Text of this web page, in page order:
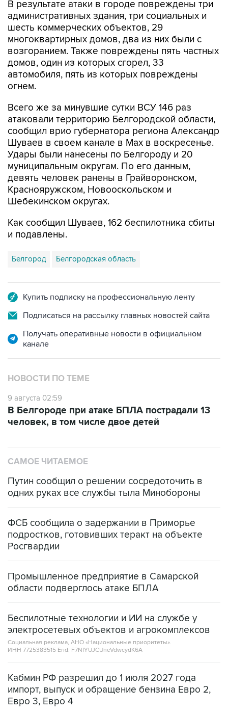
шесть коммерческих объектов, 29
многоквартирных домов, два из них были с
возгоранием. Также повреждены пять частных
домов, один из которых сгорел, 33
автомобиля, пять из которых повреждены
огнем.
Всего же за минувшие сутки ВСУ 146 раз
сообщил врио губернатора региона Александр
Шуваев в своем канале в Мах в воскресенье.
Удары были нанесены по Белгороду и 20
муниципальным округам. По его данным,
девять человек ранены в Грайворонском,
Краснояружском, Новооскольском и
Шебекинском округах.
Как сообщил Шуваев, 162 беспилотника сбиты
Белгород Белгородская область
Подписаться на рассылку главных новостей сайта
Получать оперативные новости в официальном
НОВОСТИ ПО ТЕМЕ
9 августа 02:59
человек, в том числе двое детей
Путин сообщил о решении сосредоточить в
ФСБ сообщила о задержании в Приморье
Росгвардии
Промышленное предприятие в Самарской
Беспилотные технологии и ИИ на службе у
Социальная реклама, АНО «Национальные приоритеты».
ИНН 7725383515 Erid: F7NfYUJCUneVdwcydK6A
Кабмин РФ разрешил до 1 июля 2027 года
Евро 3, Евро 4